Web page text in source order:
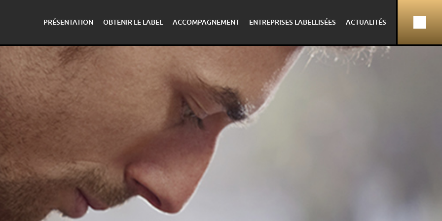
PRÉSENTATION OBTENIR LE LABEL ACCOMPAGNEMENT ENTREPRISES LABELLISÉES ACTUALITÉS